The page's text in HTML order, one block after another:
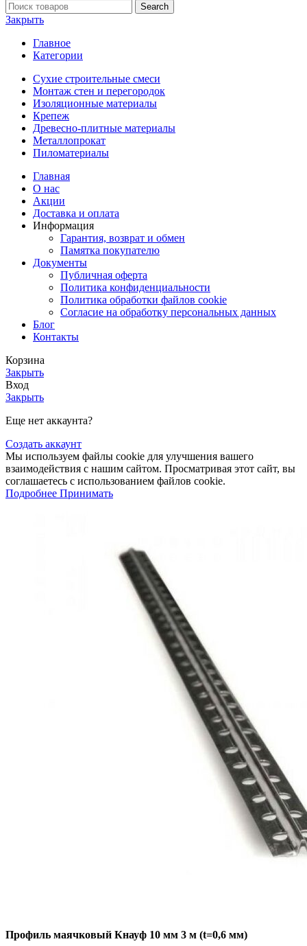
Search
Закрыть
Главное
Категории
Сухие строительные смеси
Монтаж стен и перегородок
Изоляционные материалы
Крепеж
Древесно-плитные материалы
Металлопрокат
Пиломатериалы
Главная
О нас
Акции
Доставка и оплата
Информация
Гарантия, возврат и обмен
Памятка покупателю
Документы
Публичная оферта
Политика конфиденциальности
Политика обработки файлов cookie
Согласие на обработку персональных данных
Блог
Контакты
Корзина
Закрыть
Вход
Закрыть
Еще нет аккаунта?
Создать аккаунт
Мы используем файлы cookie для улучшения вашего
взаимодействия с нашим сайтом. Просматривая этот сайт, вы
соглашаетесь с использованием файлов cookie.
Подробнее Принимать
Профиль маячковый Кнауф 10 мм 3 м (t=0,6 мм)